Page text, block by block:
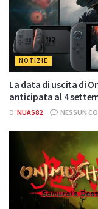
NOTIZIE
La data di uscita di
anticipata al 4
DI NUAS82 NESSUN